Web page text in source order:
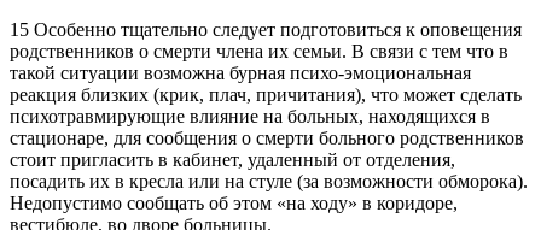
15 Особенно тщательно следует подготовиться к оповещения
родственников о смерти члена их семьи. В связи с тем что в
такой ситуации возможна бурная психо-эмоциональная
реакция близких (крик, плач, причитания), что может сделать
психотравмирующие влияние на больных, находящихся в
стационаре, для сообщения о смерти больного родственников
стоит пригласить в кабинет, удаленный от отделения,
посадить их в кресла или на стуле (за возможности обморока).
Недопустимо сообщать об этом «на ходу» в коридоре,
вестибюле, во дворе больницы.